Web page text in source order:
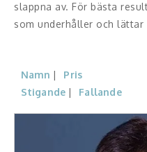
Inspirerande Föreläsare
Life Stories & Trivsel
Moderator, konferencier
slappna av. För bästa
som underhåller och lättar
Namn
Pris
Stigande
Fallande